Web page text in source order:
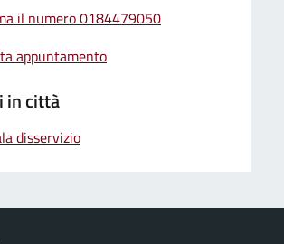
il numero 0184479050
appuntamento
in città
disservizio